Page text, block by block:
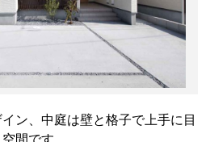
ン、中庭は壁と格子で上手に目
間です。